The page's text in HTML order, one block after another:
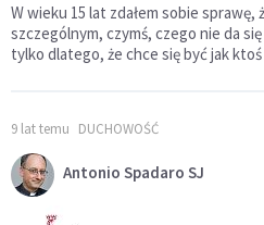
W wieku 15 lat zdałem sobie sprawę,
szczególnym, czymś, czego nie da
tylko dlatego, że chce się być jak
9 lat temu DUCHOWOŚĆ
Antonio Spadaro SJ